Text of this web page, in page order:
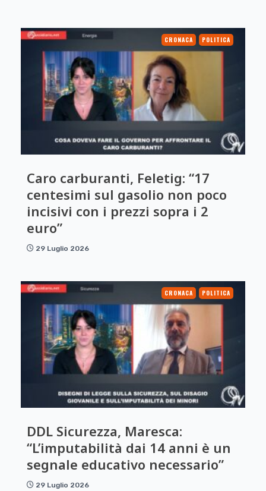
CRONACA POLITICA
Caro carburanti, Feletig: “17
centesimi sul gasolio non poco
incisivi con i prezzi sopra i 2
euro”
29 Luglio 2026
CRONACA POLITICA
DDL Sicurezza, Maresca:
“L’imputabilità dai 14 anni è un
segnale educativo necessario”
29 Luglio 2026